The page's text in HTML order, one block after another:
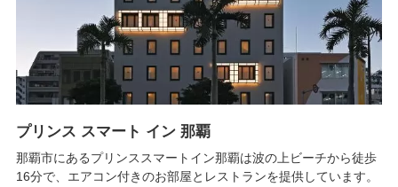
プリンス スマート イン 那覇
那覇市にあるプリンススマートイン那覇は波の上ビーチから徒歩
16分で、エアコン付きのお部屋とレストランを提供しています。